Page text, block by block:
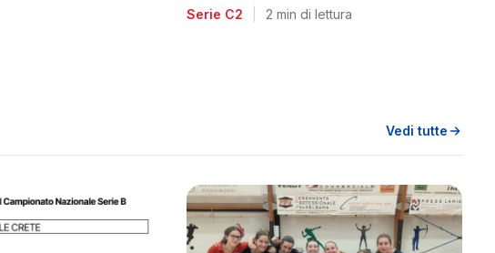
C2
Serie C2 2 min di lettura
Vedi tutte